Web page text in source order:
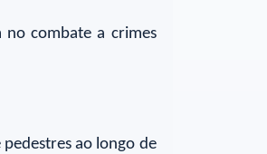
no combate a crimes
ao longo de